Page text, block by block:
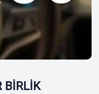
BİRLİK